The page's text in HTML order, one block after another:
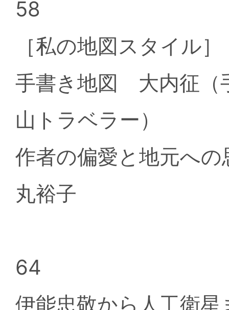
58
［私の地図スタイル
手書き地図 大内征（
山トラベラー）
作者の偏愛と地元へ
丸裕子
64
伊能忠敬から人工衛